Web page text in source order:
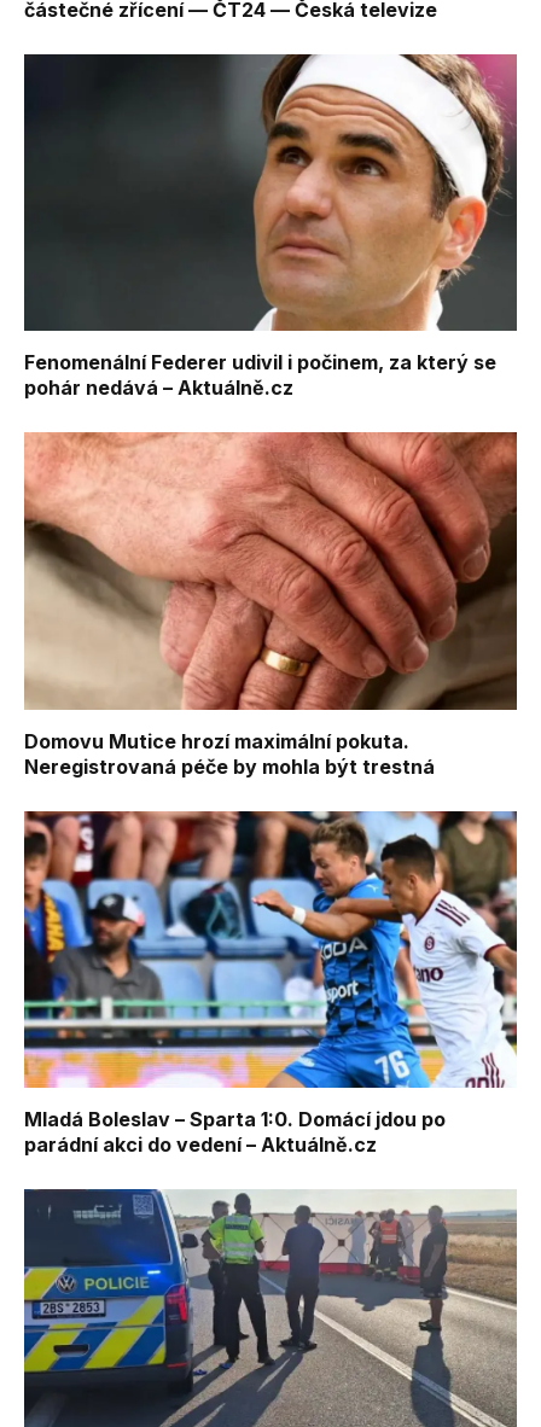
částečné zřícení — ČT24 — Česká televize
Fenomenální Federer udivil i počinem, za který se
pohár nedává – Aktuálně.cz
Domovu Mutice hrozí maximální pokuta.
Neregistrovaná péče by mohla být trestná
Mladá Boleslav – Sparta 1:0. Domácí jdou po
parádní akci do vedení – Aktuálně.cz